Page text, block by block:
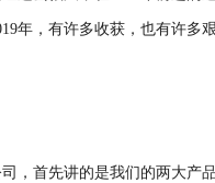
年，有许多收获，也有许多艰
，首先讲的是我们的两大产